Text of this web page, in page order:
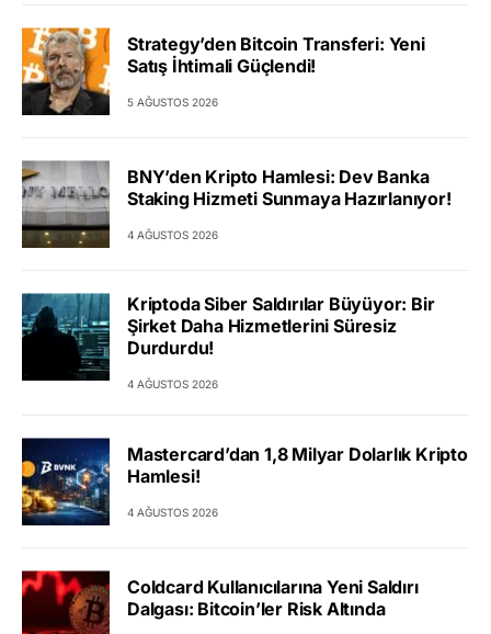
Strategy’den Bitcoin Transferi: Yeni
Satış İhtimali Güçlendi!
5 AĞUSTOS 2026
BNY’den Kripto Hamlesi: Dev Banka
Staking Hizmeti Sunmaya Hazırlanıyor!
4 AĞUSTOS 2026
Kriptoda Siber Saldırılar Büyüyor: Bir
Şirket Daha Hizmetlerini Süresiz
Durdurdu!
4 AĞUSTOS 2026
Mastercard’dan 1,8 Milyar Dolarlık Kripto
Hamlesi!
4 AĞUSTOS 2026
Coldcard Kullanıcılarına Yeni Saldırı
Dalgası: Bitcoin’ler Risk Altında